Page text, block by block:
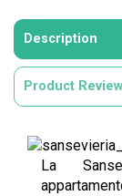
Description
Product
La